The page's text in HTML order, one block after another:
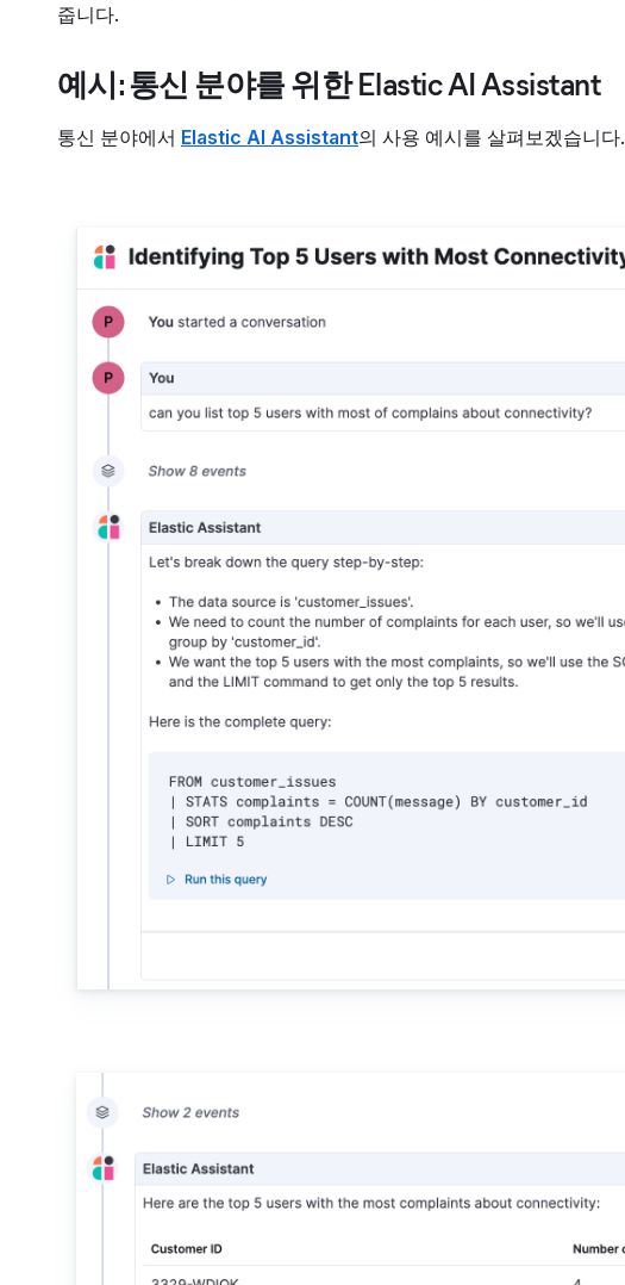
줍니다.
예시: 통신 분야를 위한 Elastic AI Assistant
통신 분야에서 Elastic AI Assistant의 사용 예시를 살펴보겠습니다.